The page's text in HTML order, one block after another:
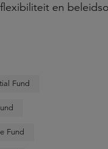
en
Fund
Fund